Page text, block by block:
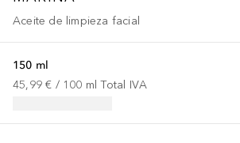
Aceite de limpieza facial
150 ml
45,99 € / 100 ml Total IVA